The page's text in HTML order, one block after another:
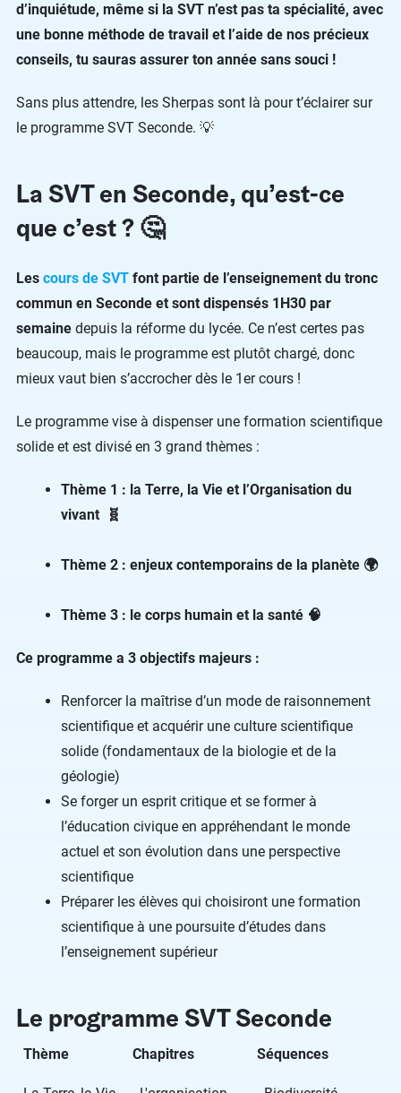
d’inquiétude, même si la SVT n’est pas ta spécialité, avec
une bonne méthode de travail et l’aide de nos précieux
conseils, tu sauras assurer ton année sans souci !
Sans plus attendre, les Sherpas sont là pour t’éclairer sur
le programme SVT Seconde. 💡
La SVT en Seconde, qu’est-ce
que c’est ? 🤔
Les cours de SVT font partie de l’enseignement du tronc
commun en Seconde et sont dispensés 1H30 par
semaine depuis la réforme du lycée. Ce n’est certes pas
beaucoup, mais le programme est plutôt chargé, donc
mieux vaut bien s’accrocher dès le 1er cours !
Le programme vise à dispenser une formation scientifique
solide et est divisé en 3 grand thèmes :
Thème 1 : la Terre, la Vie et l’Organisation du
vivant 🧬
Thème 2 : enjeux contemporains de la planète 🌍
Thème 3 : le corps humain et la santé 🧠
Ce programme a 3 objectifs majeurs :
Renforcer la maîtrise d’un mode de raisonnement
scientifique et acquérir une culture scientifique
solide (fondamentaux de la biologie et de la
géologie)
Se forger un esprit critique et se former à
l’éducation civique en appréhendant le monde
actuel et son évolution dans une perspective
scientifique
Préparer les élèves qui choisiront une formation
scientifique à une poursuite d’études dans
l’enseignement supérieur
Le programme SVT Seconde
Thème Chapitres Séquences